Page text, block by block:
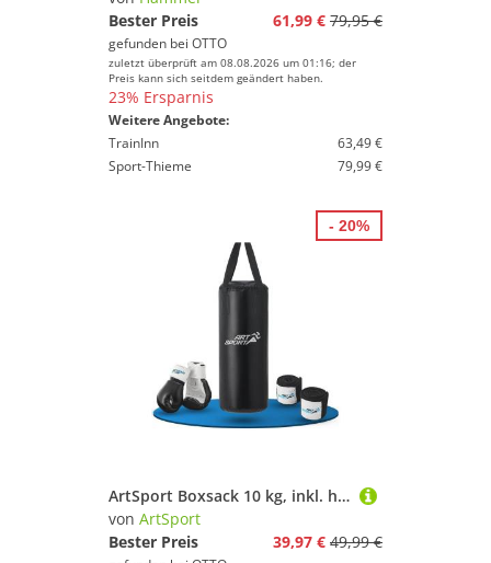
Bester Preis
61,99 € 79,95 €
gefunden bei OTTO
zuletzt überprüft am 08.08.2026 um 01:16; der
Preis kann sich seitdem geändert haben.
23% Ersparnis
Weitere Angebote:
TrainInn
63,49 €
Sport-Thieme
79,99 €
ArtSport Boxsack 10 kg, inkl. hochwertige Boxhandschuhe, pflegeleicht, mit Deckenhalterung
von ArtSport
Bester Preis
39,97 € 49,99 €
- 20%